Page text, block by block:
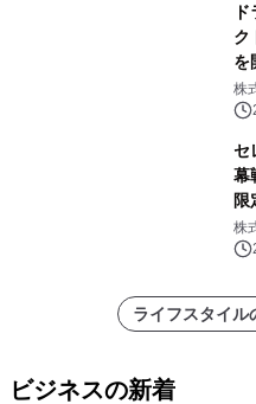
ク
を
株
セ
幕
限
ッ
株
ライフスタイル
ビジネスの新着